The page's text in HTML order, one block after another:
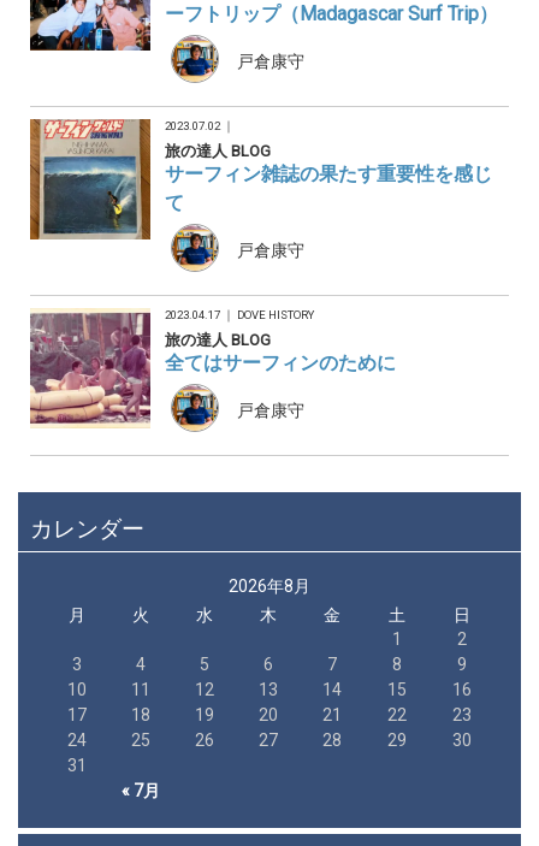
ーフトリップ（Madagascar Surf Trip）
戸倉康守
2023.07.02 ｜
旅の達人 BLOG
サーフィン雑誌の果たす重要性を感じ
て
戸倉康守
2023.04.17 ｜ DOVE HISTORY
旅の達人 BLOG
全てはサーフィンのために
戸倉康守
カレンダー
2026年8月
月
火 水 木 金 土 日
« 7月
1
2
3
4 5 6 7 8
9
10
11 12 13 14 15
16
17
18 19 20 21 22
23
24
25 26 27 28 29
30
31